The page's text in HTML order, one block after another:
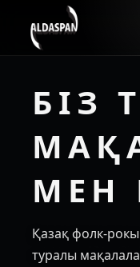
БІЗ
МЕН
Қазақ фолк-
туралы